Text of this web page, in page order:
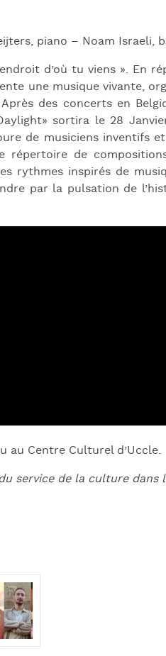
piano – Noam Israeli,
d’où tu viens ». En
une musique vivante,
des concerts en
sortira le 28
de musiciens inventifs
répertoire de
rythmes inspirés de
par la pulsation de
au Centre Culturel d’Uccle.
service de la culture dans